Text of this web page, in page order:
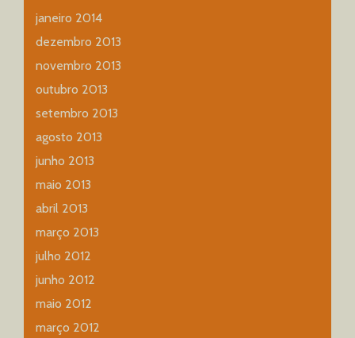
janeiro 2014
dezembro 2013
novembro 2013
outubro 2013
setembro 2013
agosto 2013
junho 2013
maio 2013
abril 2013
março 2013
julho 2012
junho 2012
maio 2012
março 2012